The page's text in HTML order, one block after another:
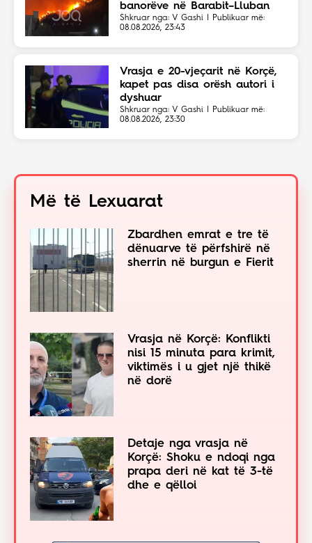
banorëve në Barabit–Lluban
Shkruar nga: V Gashi | Publikuar më:
08.08.2026, 23:43
Vrasja e 20-vjeçarit në Korçë,
kapet pas disa orësh autori i
dyshuar
Shkruar nga: V Gashi | Publikuar më:
08.08.2026, 23:30
Më të Lexuarat
Zbardhen emrat e tre të
dënuarve të përfshirë në
sherrin në burgun e Fierit
Vrasja në Korçë: Konflikti
nisi 15 minuta para krimit,
viktimës i u gjet një thikë
në dorë
Detaje nga vrasja në
Korçë: Shoku e ndoqi nga
prapa deri në kat të 3-të
dhe e qëlloi